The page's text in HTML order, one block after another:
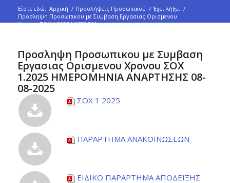
Είστε εδώ: Αρχική / Προσλήψεις Προσωπικού / Έχει λήξει /
Προσληψη Προσωπικου με Συμβαση Εργασιας Ορισμενου
Χρονου ΣΟΧ 1.2025 ΗΜΕΡΟΜ...
Προσληψη Προσωπικου με Συμβαση
Εργασιας Ορισμενου Χρονου ΣΟΧ
1.2025 ΗΜΕΡΟΜΗΝΙΑ ΑΝΑΡΤΗΣΗΣ 08-
08-2025
ΣΟΧ 1 2025
ΠΑΡΑΡΤΗΜΑ ΑΝΑΚΟΙΝΩΣΕΩΝ
ΕΙΔΙΚΟ ΠΑΡΑΡΤΗΜΑ ΑΠΟΔΕΙΞΗΣ